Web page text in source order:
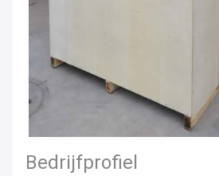
Bedrijfprofiel